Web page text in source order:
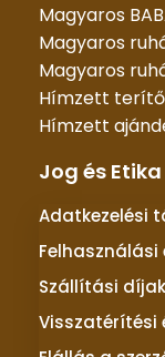
Magyaros
Magyaros
Magyaros
Hímzett
Hímzett
Jog és Etika
Adatkezelési
Felhasználási
Szállítási díjak
Visszatérítési